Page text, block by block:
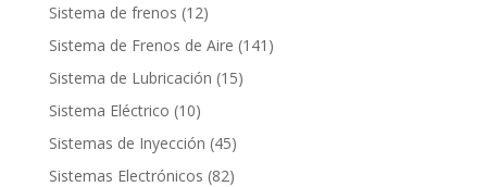
Sistema de frenos 1212
productos
Sistema de Frenos de Aire 141 141
Sistema de Lubricación 1515
Sistema Eléctrico 1010
productos
Sistemas de Inyección 4545
productos
Sistemas Electrónicos 8282